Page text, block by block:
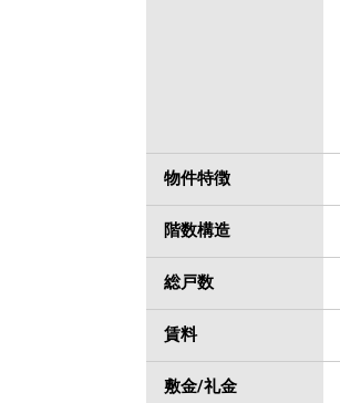
物件特徴
階数構造
総戸数
賃料
敷金/礼金